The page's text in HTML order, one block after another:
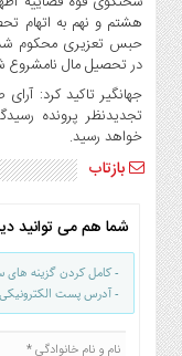
هشتم و نهم به اتهام
حبس تعزیری محکوم
در تحصیل مال
جهانگیر تاکید کرد:
تجدیدنظر پرونده
خواهد رسید.
بازتاب
شما هم می توانید
- کامل کردن گزینه های
- آدرس پست